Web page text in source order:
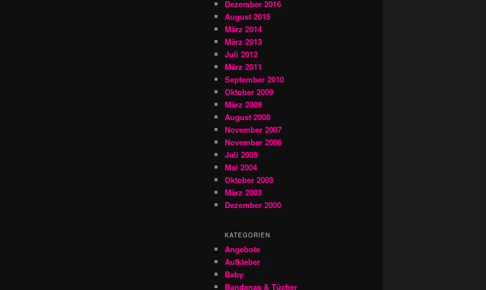
Dezember 2016
August 2015
März 2014
März 2013
Juli 2012
März 2011
September 2010
Oktober 2009
März 2009
August 2008
November 2007
November 2006
Juli 2005
Mai 2004
Oktober 2003
März 2003
Dezember 2000
KATEGORIEN
Angebote
Aufkleber
Baby
Bandanas & Tücher